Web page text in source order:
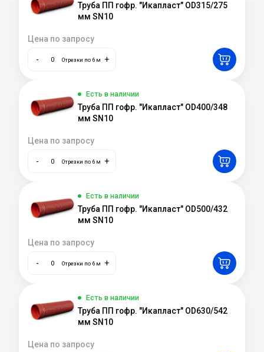
Труба ПП гофр. "Икапласт" OD315/275
мм SN10
Цена по запросу
- Отрезки по 6 м +
Есть в наличии
Труба ПП гофр. "Икапласт" OD400/348
мм SN10
Цена по запросу
- Отрезки по 6 м +
Есть в наличии
Труба ПП гофр. "Икапласт" OD500/432
мм SN10
Цена по запросу
- Отрезки по 6 м +
Есть в наличии
Труба ПП гофр. "Икапласт" OD630/542
мм SN10
Цена по запросу